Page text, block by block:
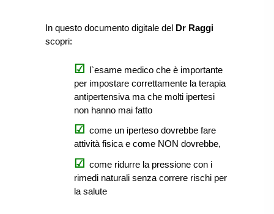
In questo documento digitale del Dr Raggi
scopri:
l`esame medico che è importante
per impostare correttamente la terapia
antipertensiva ma che molti ipertesi
non hanno mai fatto
come un iperteso dovrebbe fare
attività fisica e come NON dovrebbe,
come ridurre la pressione con i
rimedi naturali senza correre rischi per
la salute